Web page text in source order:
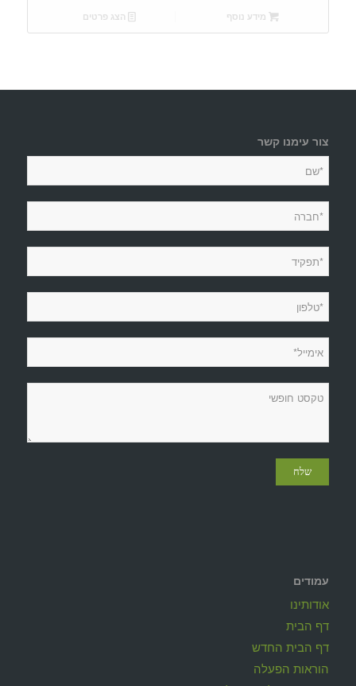
מידע נוסף הצג פרטים
צור עימנו קשר
עמודים
אודותינו
דף הבית
דף הבית החדש
הוראות הפעלה